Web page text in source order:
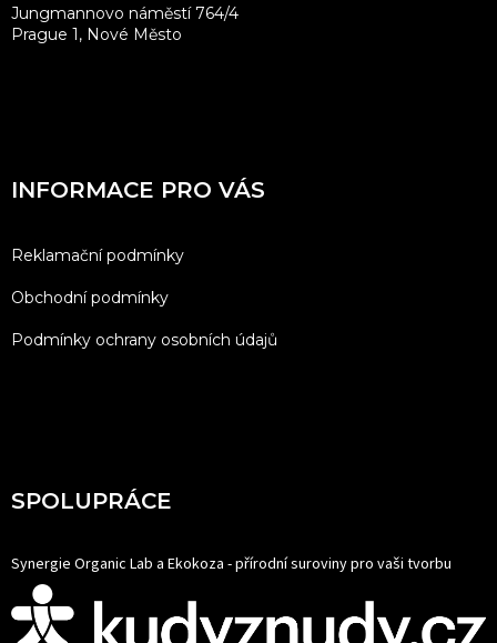
Jungmannovo náměstí 764/4
Prague 1, Nové Město
INFORMACE PRO VÁS
Reklamační podmínky
Obchodní podmínky
Podmínky ochrany osobních údajů
SPOLUPRÁCE
Synergie Organic Lab a Ekokoza - přírodní suroviny pro vaši tvorbu